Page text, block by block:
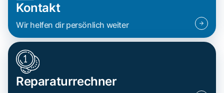
Kontakt
Wir helfen dir persönlich weiter
Reparaturrechner